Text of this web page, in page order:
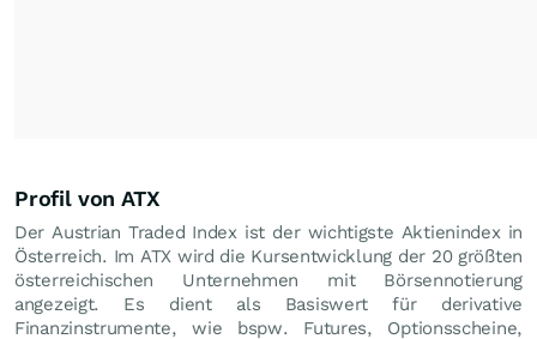
Profil von ATX
Der Austrian Traded Index ist der wichtigste Aktienindex in
Österreich. Im ATX wird die Kursentwicklung der 20 größten
österreichischen Unternehmen mit Börsennotierung
angezeigt. Es dient als Basiswert für derivative
Finanzinstrumente, wie bspw. Futures, Optionsscheine,